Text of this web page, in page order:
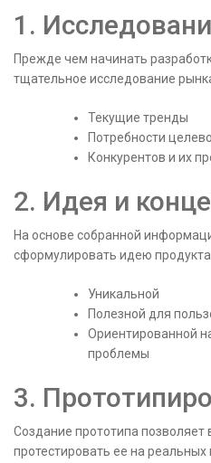
1.
Прежде чем начинать
тщательное исследование
Текущие тренды
Потребности
Конкурентов и их
2. Идея и
На основе собранной
сформулировать идею
Уникальной
Полезной для
Ориентированной
проблемы
3.
Создание прототипа позволяет
протестировать ее на